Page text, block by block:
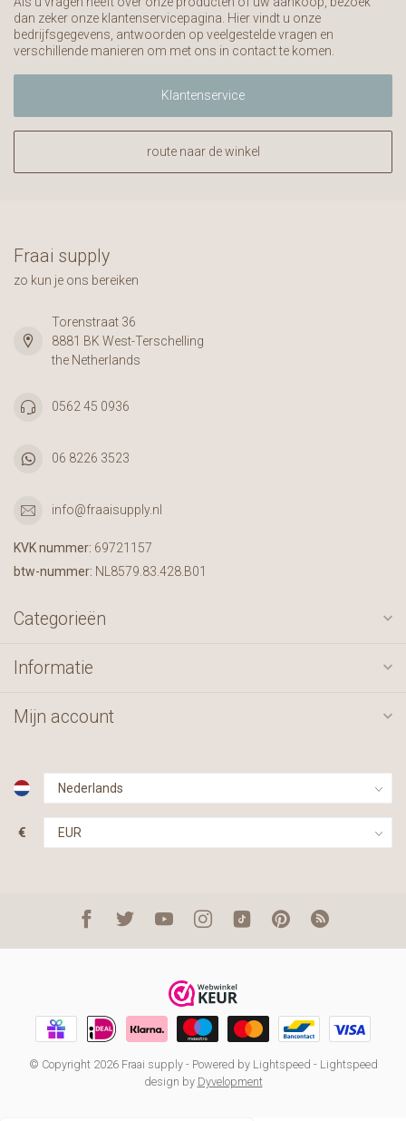
dan zeker onze klantenservicepagina. Hier vindt u onze
bedrijfsgegevens, antwoorden op veelgestelde vragen en
verschillende manieren om met ons in contact te komen.
Klantenservice
route naar de winkel
Fraai supply
zo kun je ons bereiken
Torenstraat 36
8881 BK West-Terschelling
the Netherlands
0562 45 0936
06 8226 3523
info@fraaisupply.nl
KVK nummer: 69721157
btw-nummer: NL8579.83.428.B01
Categorieën
Informatie
Mijn account
€
© Copyright 2026 Fraai supply- Powered by Lightspeed - Lightspeed
design by Dyvelopment